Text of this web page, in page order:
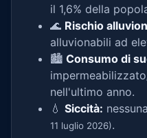
il 1,6% della
🌊 Rischio
alluvionabili ad
🏙️ Consumo di
nell'ultimo anno.
💧 Siccità:
11 luglio 2026).